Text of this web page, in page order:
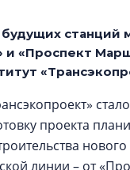
станций
и «Проспект
проекта
линии – от